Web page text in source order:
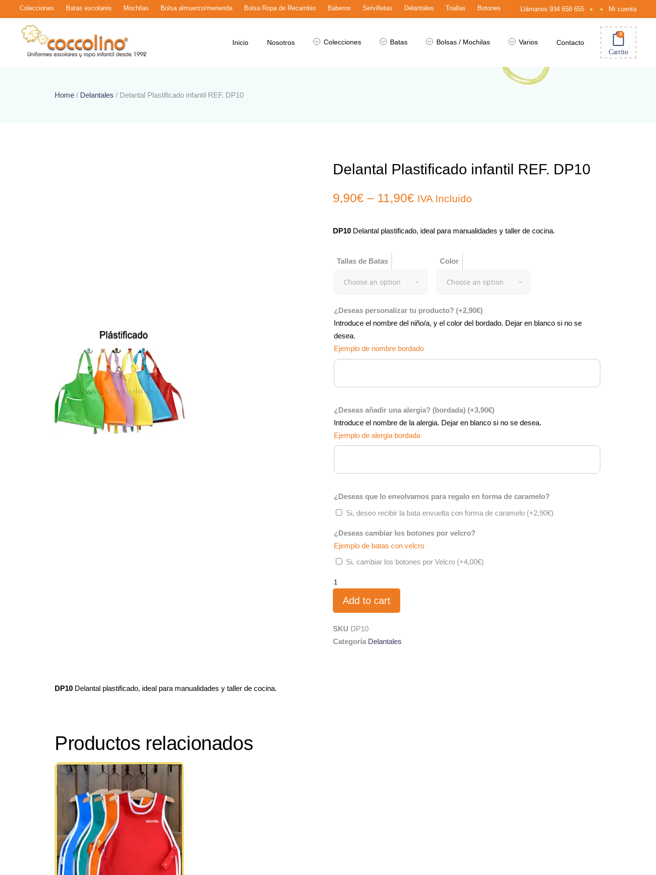
Colecciones Batas escolares Mochilas Bolsa almuerzo/merienda Bolsa Ropa de Recambio Baberos Servilletas Delantales Toallas Botones Llámanos 934 658 655 Mi cuenta
Inicio Nosotros Colecciones Batas Bolsas / Mochilas Varios Contacto
Carrito
0
Home / Delantales / Delantal Plastificado infantil REF. DP10
Delantal Plastificado infantil REF. DP10
9,90€ – 11,90€ IVA Incluido
DP10 Delantal plastificado, ideal para manualidades y taller de cocina.
Tallas de Batas
Choose an option
Color
Choose an option
¿Deseas personalizar tu producto? (+2,90€)
Introduce el nombre del niño/a, y el color del bordado. Dejar en blanco si no se
desea.
Ejemplo de nombre bordado
¿Deseas añadir una alergia? (bordada) (+3,90€)
Introduce el nombre de la alergia. Dejar en blanco si no se desea.
Ejemplo de alergia bordada
¿Deseas que lo envolvamos para regalo en forma de caramelo?
Si, deseo recibir la bata envuelta con forma de caramelo (+2,90€)
¿Deseas cambiar los botones por velcro?
Ejemplo de batas con velcro
Si, cambiar los botones por Velcro (+4,00€)
Add to cart
SKU DP10
Categoría Delantales
DP10 Delantal plastificado, ideal para manualidades y taller de cocina.
Productos relacionados
Select options